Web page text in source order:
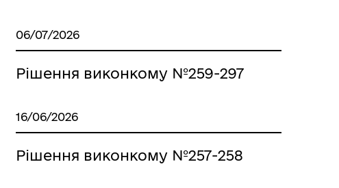
06/07/2026
Рішення виконкому №259-297
16/06/2026
Рішення виконкому №257-258